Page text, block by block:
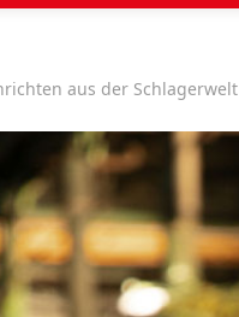
aus der Schlagerwelt